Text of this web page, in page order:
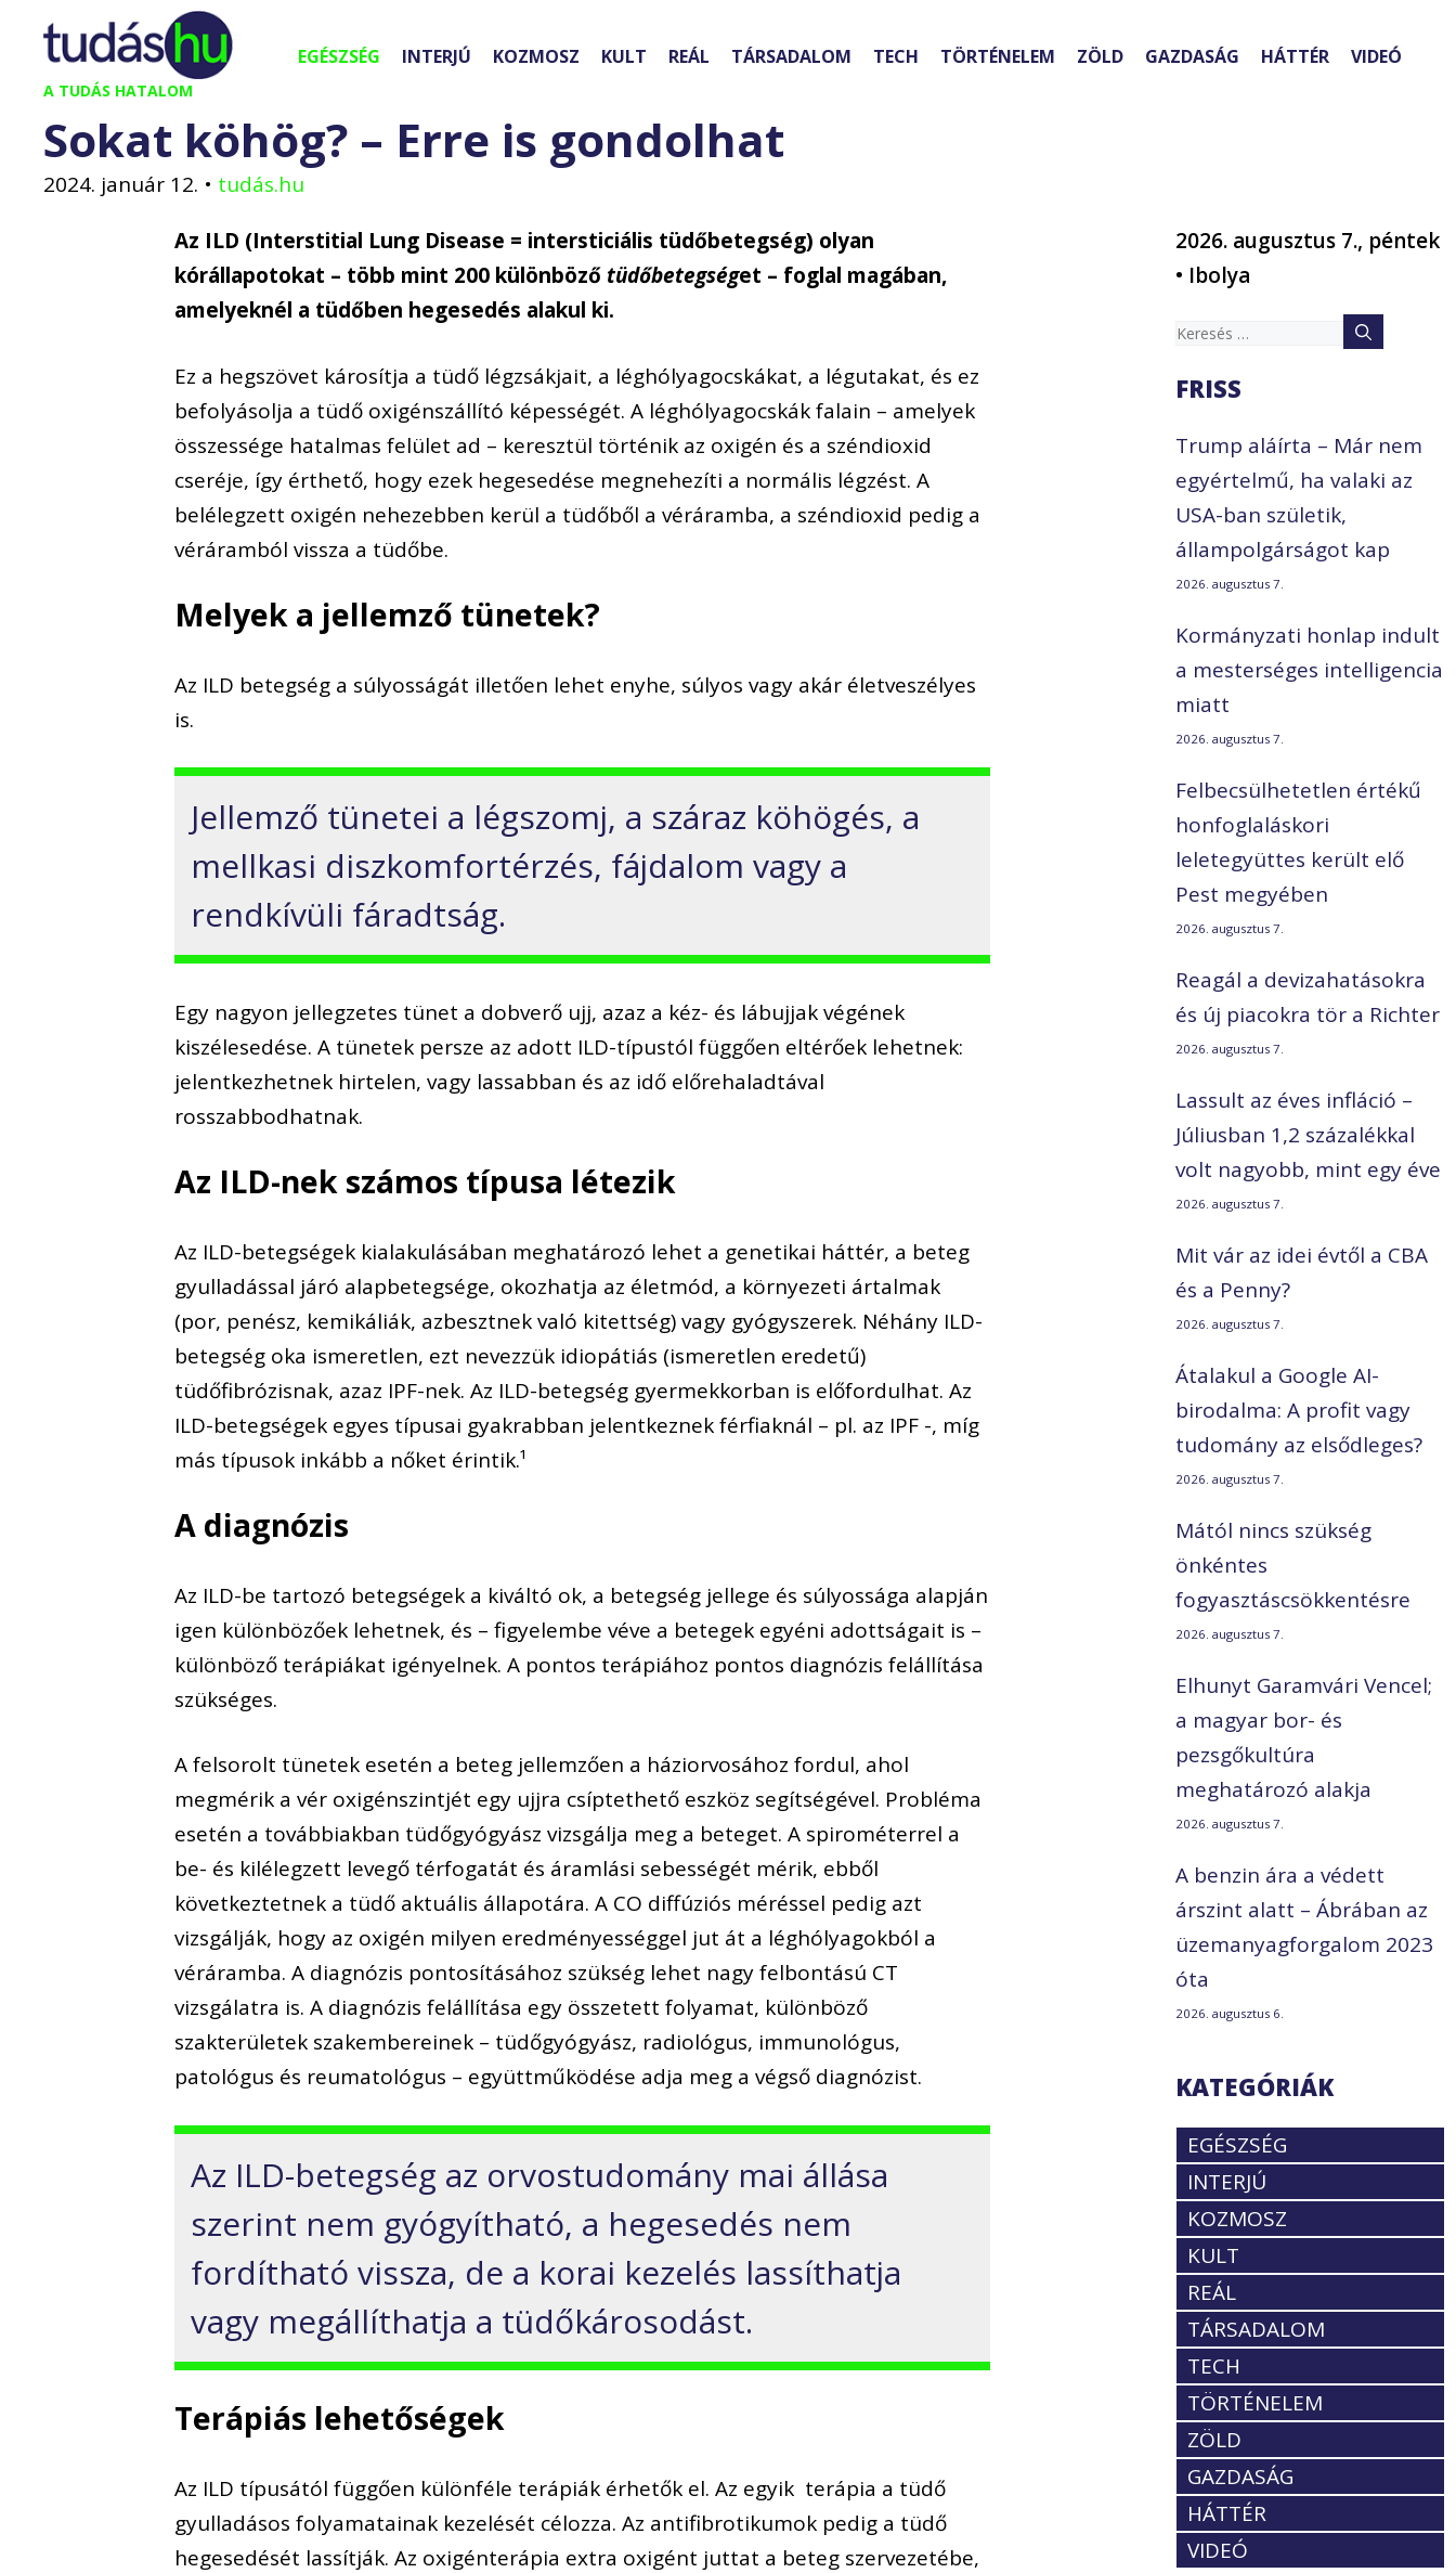
Kilépés
tartalomba
A TUDÁS HATALOM
EGÉSZSÉG INTERJÚ KOZMOSZ KULT REÁL TÁRSADALOM TECH TÖRTÉNELEM ZÖLD GAZDASÁG HÁTTÉR VIDEÓ
Sokat köhög? – Erre is gondolhat
2024. január 12. • tudás.hu
Az ILD (Interstitial Lung Disease = intersticiális tüdőbetegség) olyan
kórállapotokat – több mint 200 különböző tüdőbetegséget – foglal magában,
amelyeknél a tüdőben hegesedés alakul ki.
Ez a hegszövet károsítja a tüdő légzsákjait, a léghólyagocskákat, a légutakat, és ez
befolyásolja a tüdő oxigénszállító képességét. A léghólyagocskák falain – amelyek
összessége hatalmas felület ad – keresztül történik az oxigén és a széndioxid
cseréje, így érthető, hogy ezek hegesedése megnehezíti a normális légzést. A
belélegzett oxigén nehezebben kerül a tüdőből a véráramba, a széndioxid pedig a
véráramból vissza a tüdőbe.
Melyek a jellemző tünetek?
Az ILD betegség a súlyosságát illetően lehet enyhe, súlyos vagy akár életveszélyes
is.
Jellemző tünetei a légszomj, a száraz köhögés, a
mellkasi diszkomfortérzés, fájdalom vagy a
rendkívüli fáradtság.
Egy nagyon jellegzetes tünet a dobverő ujj, azaz a kéz- és lábujjak végének
kiszélesedése. A tünetek persze az adott ILD-típustól függően eltérőek lehetnek:
jelentkezhetnek hirtelen, vagy lassabban és az idő előrehaladtával
rosszabbodhatnak.
Az ILD-nek számos típusa létezik
Az ILD-betegségek kialakulásában meghatározó lehet a genetikai háttér, a beteg
gyulladással járó alapbetegsége, okozhatja az életmód, a környezeti ártalmak
(por, penész, kemikáliák, azbesztnek való kitettség) vagy gyógyszerek. Néhány ILD-
betegség oka ismeretlen, ezt nevezzük idiopátiás (ismeretlen eredetű)
tüdőfibrózisnak, azaz IPF-nek. Az ILD-betegség gyermekkorban is előfordulhat. Az
ILD-betegségek egyes típusai gyakrabban jelentkeznek férfiaknál – pl. az IPF -, míg
más típusok inkább a nőket érintik.¹
A diagnózis
Az ILD-be tartozó betegségek a kiváltó ok, a betegség jellege és súlyossága alapján
igen különbözőek lehetnek, és – figyelembe véve a betegek egyéni adottságait is –
különböző terápiákat igényelnek. A pontos terápiához pontos diagnózis felállítása
szükséges.
A felsorolt tünetek esetén a beteg jellemzően a háziorvosához fordul, ahol
megmérik a vér oxigénszintjét egy ujjra csíptethető eszköz segítségével. Probléma
esetén a továbbiakban tüdőgyógyász vizsgálja meg a beteget. A spirométerrel a
be- és kilélegzett levegő térfogatát és áramlási sebességét mérik, ebből
következtetnek a tüdő aktuális állapotára. A CO diffúziós méréssel pedig azt
vizsgálják, hogy az oxigén milyen eredményességgel jut át a léghólyagokból a
véráramba. A diagnózis pontosításához szükség lehet nagy felbontású CT
vizsgálatra is. A diagnózis felállítása egy összetett folyamat, különböző
szakterületek szakembereinek – tüdőgyógyász, radiológus, immunológus,
patológus és reumatológus – együttműködése adja meg a végső diagnózist.
Az ILD-betegség az orvostudomány mai állása
szerint nem gyógyítható, a hegesedés nem
fordítható vissza, de a korai kezelés lassíthatja
vagy megállíthatja a tüdőkárosodást.
Terápiás lehetőségek
Az ILD típusától függően különféle terápiák érhetők el. Az egyik terápia a tüdő
gyulladásos folyamatainak kezelését célozza. Az antifibrotikumok pedig a tüdő
hegesedését lassítják. Az oxigénterápia extra oxigént juttat a beteg szervezetébe,
2026. augusztus 7., péntek
• Ibolya
Keresés:
FRISS
Trump aláírta – Már nem
egyértelmű, ha valaki az
USA-ban születik,
állampolgárságot kap
2026. augusztus 7.
Kormányzati honlap indult
a mesterséges intelligencia
miatt
2026. augusztus 7.
Felbecsülhetetlen értékű
honfoglaláskori
leletegyüttes került elő
Pest megyében
2026. augusztus 7.
Reagál a devizahatásokra
és új piacokra tör a Richter
2026. augusztus 7.
Lassult az éves infláció –
Júliusban 1,2 százalékkal
volt nagyobb, mint egy éve
2026. augusztus 7.
Mit vár az idei évtől a CBA
és a Penny?
2026. augusztus 7.
Átalakul a Google AI-
birodalma: A profit vagy
tudomány az elsődleges?
2026. augusztus 7.
Mától nincs szükség
önkéntes
fogyasztáscsökkentésre
2026. augusztus 7.
Elhunyt Garamvári Vencel;
a magyar bor- és
pezsgőkultúra
meghatározó alakja
2026. augusztus 7.
A benzin ára a védett
árszint alatt – Ábrában az
üzemanyagforgalom 2023
óta
2026. augusztus 6.
KATEGÓRIÁK
EGÉSZSÉG
INTERJÚ
KOZMOSZ
KULT
REÁL
TÁRSADALOM
TECH
TÖRTÉNELEM
ZÖLD
GAZDASÁG
HÁTTÉR
VIDEÓ